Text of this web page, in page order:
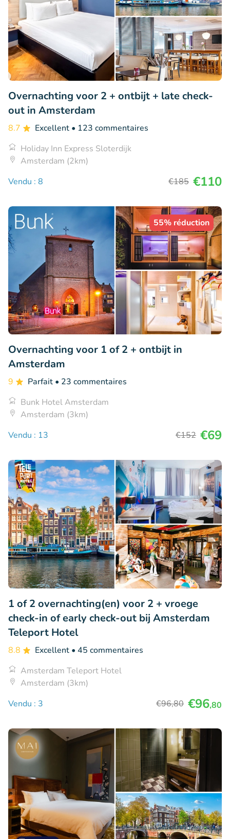
Overnachting voor 2 + ontbijt + late check-
out in Amsterdam
8.7 Excellent • 123 commentaires
Holiday Inn Express Sloterdijk
Amsterdam (2km)
Vendu : 8
€185 €110
55% réduction
Overnachting voor 1 of 2 + ontbijt in
Amsterdam
9 Parfait • 23 commentaires
Bunk Hotel Amsterdam
Amsterdam (3km)
Vendu : 13
€152 €69
1 of 2 overnachting(en) voor 2 + vroege
check-in of early check-out bij Amsterdam
Teleport Hotel
8.8 Excellent • 45 commentaires
Amsterdam Teleport Hotel
Amsterdam (3km)
Vendu : 3
€96,80 €96,80